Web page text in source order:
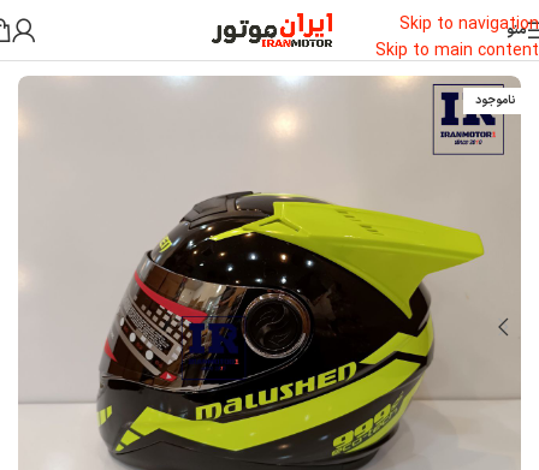
Skip to navigation
Skip to main content
منو
خانه/ کلاه کاسکت کلاه کاسکت فک ثابت
ناموجود